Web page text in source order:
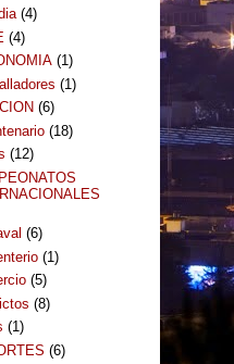
(4)
(4)
(1)
(1)
(6)
(18)
(12)
(6)
(1)
(5)
(8)
(1)
(6)